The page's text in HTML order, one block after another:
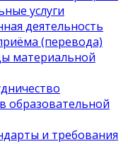
услуги
деятельность
(перевода)
материальной
образовательной
и требования